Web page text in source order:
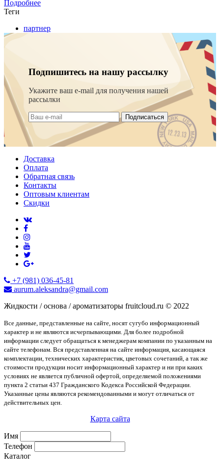
Подробнее
Теги
партнер
Подпишитесь на нашу рассылку
Укажите ваш e-mail для получения нашей
рассылки
Подписаться
Доставка
Оплата
Обратная связь
Контакты
Оптовым клиентам
Скидки
+7 (981) 036-45-81
aurum.aleksandra@gmail.com
Жидкости / основа / ароматизаторы fruitcloud.ru © 2022
Все данные, представленные на сайте, носят сугубо информационный
характер и не являются исчерпывающими. Для более подробной
информации следует обращаться к менеджерам компании по указанным на
сайте телефонам. Вся представленная на сайте информация, касающаяся
комплектации, технических характеристик, цветовых сочетаний, а так же
стоимости продукции носит информационный характер и ни при каких
условиях не является публичной офертой, определяемой положениями
пункта 2 статьи 437 Гражданского Кодекса Российской Федерации.
Указанные цены являются рекомендованными и могут отличаться от
действительных цен.
Карта сайта
Имя
Телефон
Каталог